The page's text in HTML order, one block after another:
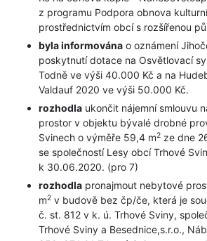
z programu Podpora obnova
prostřednictvím obcí s rozšířenou
byla informována o oznámení
poskytnutí dotace na Osvětlovací
Todně ve výši 40.000 Kč a na
Valdauf 2020 ve výši 50.000 Kč.
rozhodla ukončit nájemní smlouvu
prostor v objektu bývalé drobné
Svinech o výměře 59,4 m2 ze dne
se společností Lesy obcí Trhové
k 30.06.2020. (pro 7)
rozhodla pronajmout nebytové
m2 v budově bez čp/če, která je
č. st. 812 v k. ú. Trhové Sviny,
Trhové Sviny a Besednice,s.r.o.,